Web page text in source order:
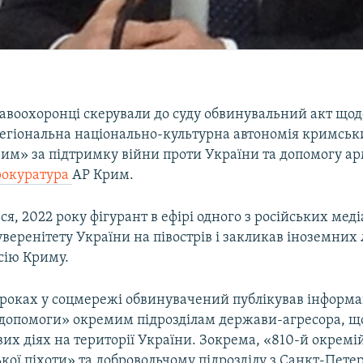
скерували до суду обвинувальний акт
національно-культурна автономія
за підтримку війни проти України та допомогу
АР Крим.
2022 року фігурант в ефірі одного з російських
України на півострів і закликав іноземних
Криму.
у соцмережі обвинувачений публікував
окремим підрозділам держави-агресора,
діях на території України. Зокрема, «810-й